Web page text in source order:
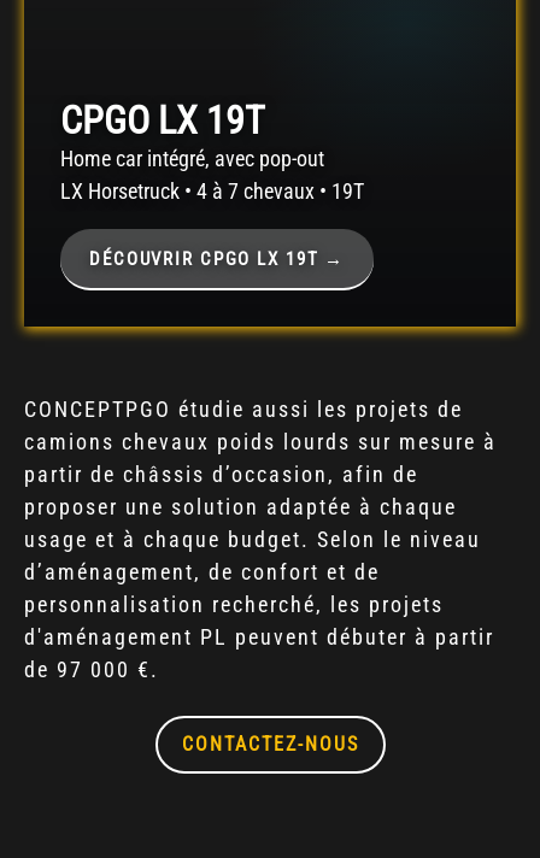
CPGO LX 19T
Home car intégré, avec pop-out
LX Horsetruck • 4 à 7 chevaux • 19T
DÉCOUVRIR CPGO LX 19T →
CONCEPTPGO étudie aussi les projets de
camions chevaux poids lourds sur mesure à
partir de châssis d’occasion, afin de
proposer une solution adaptée à chaque
usage et à chaque budget. Selon le niveau
d’aménagement, de confort et de
personnalisation recherché, les projets
d'aménagement PL peuvent débuter à partir
de 97 000 €.
CONTACTEZ-NOUS